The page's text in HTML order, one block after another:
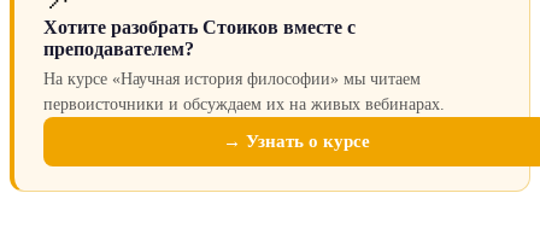
Хотите разобрать Стоиков вместе с
преподавателем?
На курсе «Научная история философии» мы читаем
первоисточники и обсуждаем их на живых вебинарах.
→ Узнать о курсе